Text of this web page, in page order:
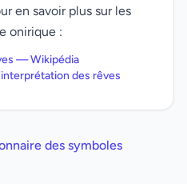
en savoir plus sur les
onirique :
— Wikipédia
des rêves
des symboles